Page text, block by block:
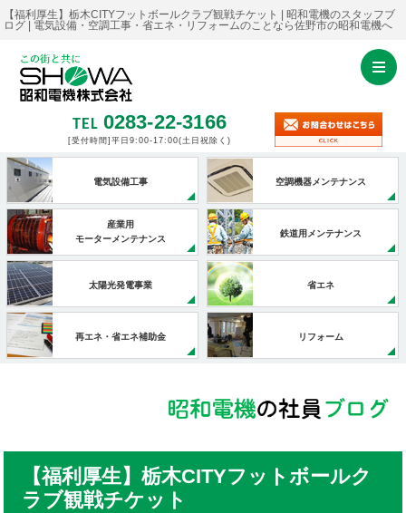
【福利厚生】栃木CITYフットボールクラブ観戦チケット | 昭和電機のスタッフブ
ログ | 電気設備・空調工事・省エネ・リフォームのことなら佐野市の昭和電機へ
TEL 0283-22-3166
[受付時間]平日9:00-17:00(土日祝除く)
電気設備工事 空調機器メンテナンス
産業用
モーターメンテナンス
鉄道用メンテナンス
太陽光発電事業 省エネ
再エネ・省エネ補助金 リフォーム
【福利厚生】栃木CITYフットボールク
ラブ観戦チケット